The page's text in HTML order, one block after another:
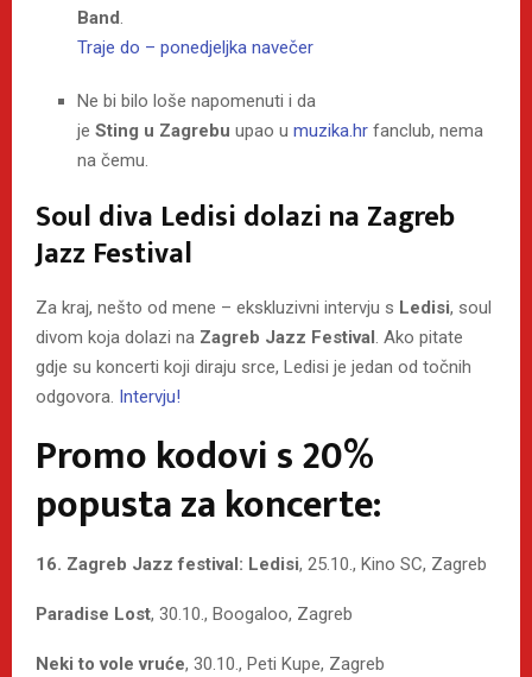
Band
Traje do – ponedjeljka navečer
Ne bi bilo loše napomenuti i da
je Sting u Zagrebu upao u muzika.hr fanclub, nema
na čemu.
Soul diva Ledisi dolazi na Zagreb
Jazz Festival
Za kraj, nešto od mene – ekskluzivni intervju s Ledisi, soul
divom koja dolazi na Zagreb Jazz Festival . Ako pitate
gdje su koncerti koji diraju srce, Ledisi je jedan od točnih
odgovora. Intervju!
Promo kodovi s 20%
popusta za koncerte:
16. Zagreb Jazz festival: Ledisi, 25.10., Kino SC, Zagreb
Paradise Lost, 30.10., Boogaloo, Zagreb
Neki to vole vruće, 30.10., Peti Kupe, Zagreb